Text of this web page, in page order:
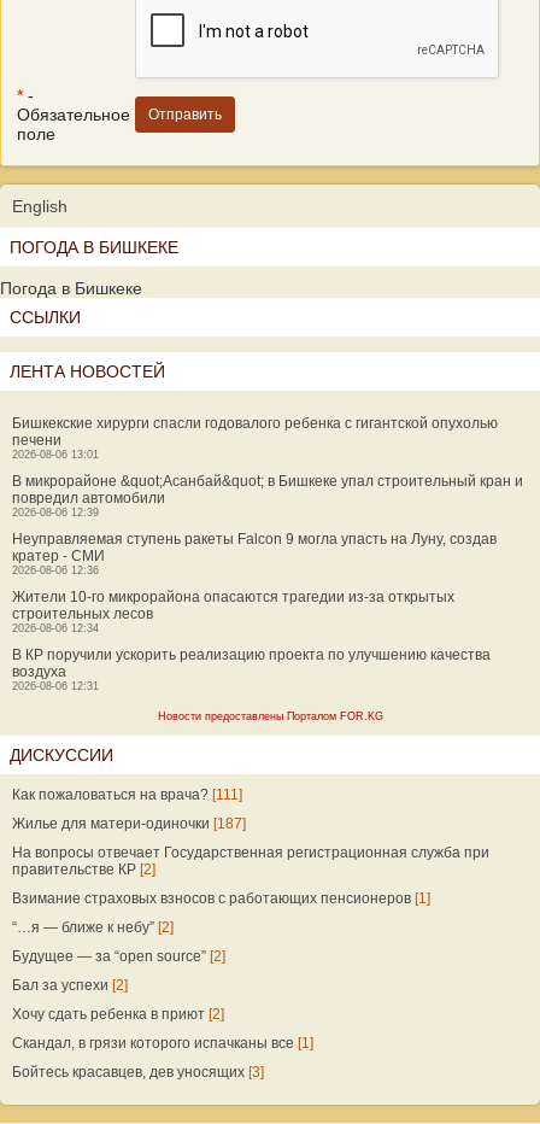
* -
Обязательное
поле
English
ПОГОДА В БИШКЕКЕ
Погода в Бишкеке
ССЫЛКИ
ЛЕНТА НОВОСТЕЙ
Бишкекские хирурги спасли годовалого ребенка с гигантской опухолью
печени
2026-08-06 13:01
В микрорайоне &quot;Асанбай&quot; в Бишкеке упал строительный кран и
повредил автомобили
2026-08-06 12:39
Неуправляемая ступень ракеты Falcon 9 могла упасть на Луну, создав
кратер - СМИ
2026-08-06 12:36
Жители 10-го микрорайона опасаются трагедии из-за открытых
строительных лесов
2026-08-06 12:34
В КР поручили ускорить реализацию проекта по улучшению качества
воздуха
2026-08-06 12:31
Новости предоставлены Порталом FOR.KG
ДИСКУССИИ
Как пожаловаться на врача? [111]
Жилье для матери-одиночки [187]
На вопросы отвечает Государственная регистрационная служба при
правительстве КР [2]
Взимание страховых взносов с работающих пенсионеров [1]
“…я — ближе к небу” [2]
Будущее — за “open source” [2]
Бал за успехи [2]
Хочу сдать ребенка в приют [2]
Скандал, в грязи которого испачканы все [1]
Бойтесь красавцев, дев уносящих [3]